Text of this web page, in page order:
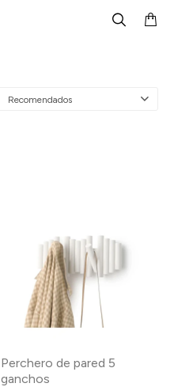
Recomendados
Perchero de pared 5
ganchos